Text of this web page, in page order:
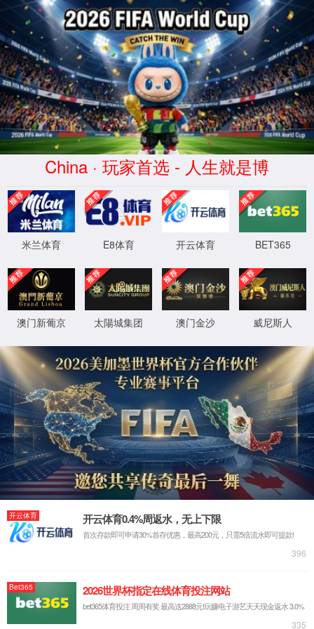
美加墨世界杯(mjm)官方网站-2026
World Cup
服务器错误
404 - 找不到文件或目录。
您要查找的资源可能已被删除，已更改名称或者暂时不可用。
XML 地图